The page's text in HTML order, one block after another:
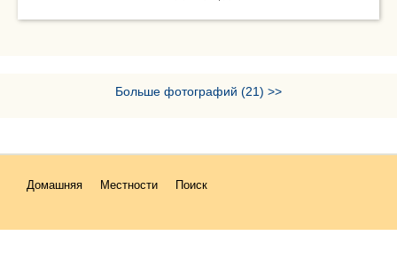
Больше фотографий (21) >>
Домашняя Местности Поиск